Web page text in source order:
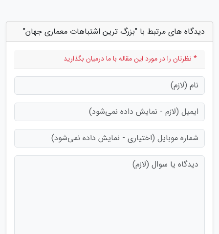
دیدگاه های مرتبط با "بزرگ ترین اشتباهات معماری جهان"
* نظرتان را در مورد این مقاله با ما درمیان بگذارید